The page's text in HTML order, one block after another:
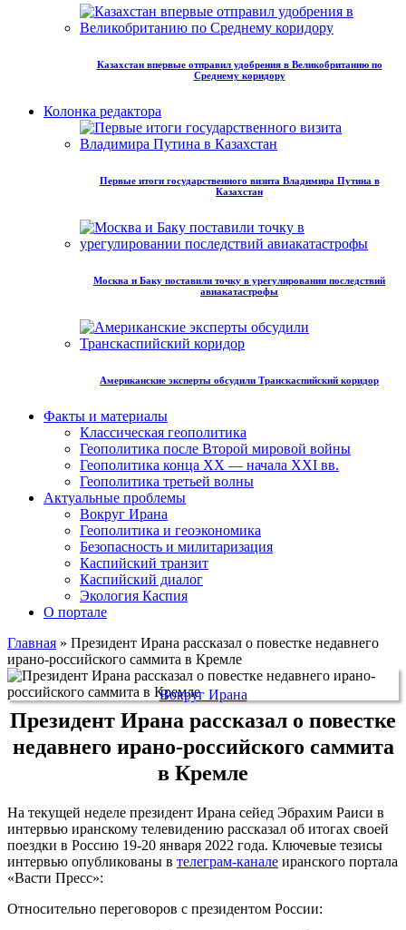
Казахстан впервые отправил удобрения в Великобританию по
Среднему коридору
Колонка редактора
Первые итоги государственного визита Владимира Путина в
Казахстан
Москва и Баку поставили точку в урегулировании последствий
авиакатастрофы
Американские эксперты обсудили Транскаспийский коридор
Факты и материалы
Классическая геополитика
Геополитика после Второй мировой войны
Геополитика конца XX — начала XXI вв.
Геополитика третьей волны
Актуальные проблемы
Вокруг Ирана
Геополитика и геоэкономика
Безопасность и милитаризация
Каспийский транзит
Каспийский диалог
Экология Каспия
О портале
Главная » Президент Ирана рассказал о повестке недавнего
ирано-российского саммита в Кремле
Вокруг Ирана
Президент Ирана рассказал о повестке
недавнего ирано-российского саммита
в Кремле
На текущей неделе президент Ирана сейед Эбрахим Раиси в
интервью иранскому телевидению рассказал об итогах своей
поездки в Россию 19-20 января 2022 года. Ключевые тезисы
интервью опубликованы в телеграм-канале иранского портала
«Васти Пресс»:
Относительно переговоров с президентом России: